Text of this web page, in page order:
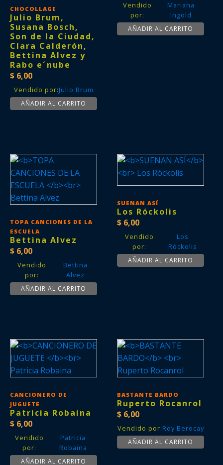
CHOCOLLAGE
Julio Brum,
Susana Bosch,
Son de la Ciudad,
Clara Calderón,
Bettina Alvez y
Rabo e´nube
$ 6,00
Vendido por:Julio Brum
AÑADIR AL CARRITO
Vendido
por:
Mariana
Ingold
AÑADIR AL CARRITO
TOPA CANCIONES DE LA
ESCUELA
Bettina Alvez
$ 6,00
Vendido
por:
Bettina
Alvez
AÑADIR AL CARRITO
SUENAN ASÍ
Los Róckolis
$ 6,00
Vendido
por:
Los
Róckolis
AÑADIR AL CARRITO
CANCIONERO DE
JUGUETE
Patricia Robaina
$ 6,00
Vendido
por:
Patricia
Robaina
AÑADIR AL CARRITO
BASTANTE BARDO
Ruperto Rocanrol
$ 6,00
Vendido por:Roy Berocay
AÑADIR AL CARRITO